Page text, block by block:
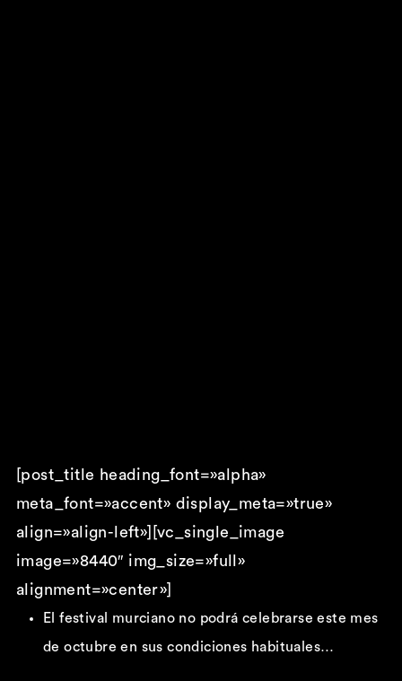
[post_title heading_font=»alpha»
meta_font=»accent» display_meta=»true»
align=»align-left»][vc_single_image
image=»8440″ img_size=»full»
alignment=»center»]
El festival murciano no podrá celebrarse este mes
de octubre en sus condiciones habituales…